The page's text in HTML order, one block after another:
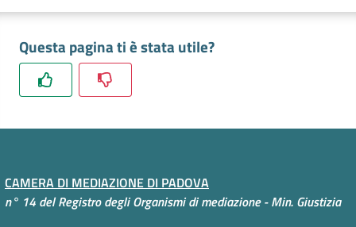
n
l
i
e
Questa pagina ti è stata utile?
CAMERA DI MEDIAZIONE DI PADOVA
n° 14 del Registro degli Organismi di mediazione - Min. Giustizia